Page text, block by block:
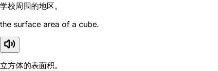
学校周围的地区。
the surface area of a cube.
立方体的表面积。